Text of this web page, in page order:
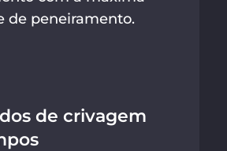
de peneiramento.
de crivagem